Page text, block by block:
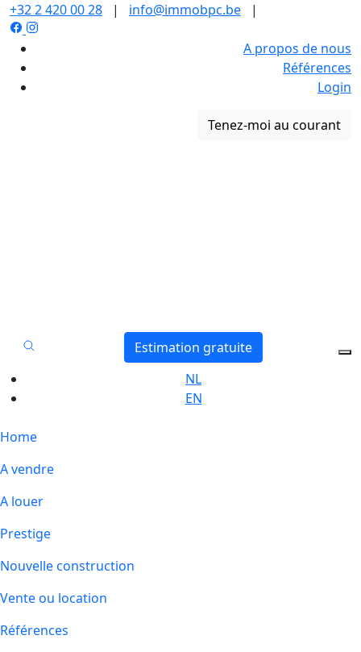
+32 2 420 00 28 | info@immobpc.be |
A propos de nous
Références
Login
Tenez-moi au courant
Estimation gratuite
NL
EN
Home
A vendre
A louer
Prestige
Nouvelle construction
Vente ou location
Références